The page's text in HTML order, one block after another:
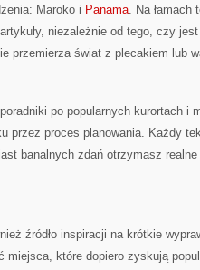
Maroko i Panama. Na łamach
niezależnie od tego, czy
przemierza świat z plecakiem lub
po popularnych kurortach i
przez proces planowania. Każdy
banalnych zdań otrzymasz realne
źródło inspiracji na krótkie
miejsca, które dopiero zyskują